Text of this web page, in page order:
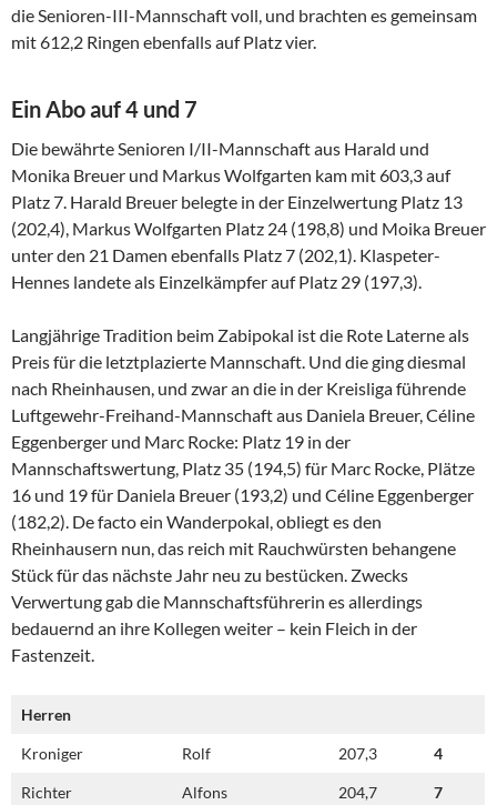
die Senioren-III-Mannschaft voll, und brachten es gemeinsam
mit 612,2 Ringen ebenfalls auf Platz vier.
Ein Abo auf 4 und 7
Die bewährte Senioren I/II-Mannschaft aus Harald und
Monika Breuer und Markus Wolfgarten kam mit 603,3 auf
Platz 7. Harald Breuer belegte in der Einzelwertung Platz 13
(202,4), Markus Wolfgarten Platz 24 (198,8) und Moika Breuer
unter den 21 Damen ebenfalls Platz 7 (202,1). Klaspeter-
Hennes landete als Einzelkämpfer auf Platz 29 (197,3).
Langjährige Tradition beim Zabipokal ist die Rote Laterne als
Preis für die letztplazierte Mannschaft. Und die ging diesmal
nach Rheinhausen, und zwar an die in der Kreisliga führende
Luftgewehr-Freihand-Mannschaft aus Daniela Breuer, Céline
Eggenberger und Marc Rocke: Platz 19 in der
Mannschaftswertung, Platz 35 (194,5) für Marc Rocke, Plätze
16 und 19 für Daniela Breuer (193,2) und Céline Eggenberger
(182,2). De facto ein Wanderpokal, obliegt es den
Rheinhausern nun, das reich mit Rauchwürsten behangene
Stück für das nächste Jahr neu zu bestücken. Zwecks
Verwertung gab die Mannschaftsführerin es allerdings
bedauernd an ihre Kollegen weiter – kein Fleich in der
Fastenzeit.
Herren
Kroniger Rolf 207,3 4
Richter Alfons 204,7 7